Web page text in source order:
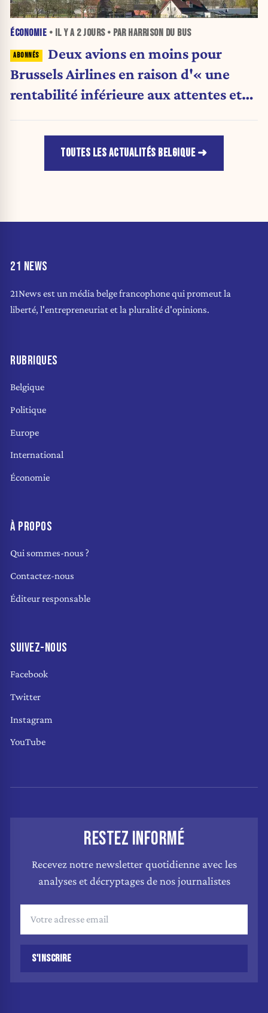
ÉCONOMIE • IL Y A 2 JOURS• PAR HARRISON DU BUS
Deux avions en moins pour
Brussels Airlines en raison d'« une
rentabilité inférieure aux attentes et
TOUTES LES ACTUALITÉS BELGIQUE
21 NEWS
21News est un média belge francophone qui promeut la
liberté, l'entrepreneuriat et la pluralité d'opinions.
RUBRIQUES
Belgique
Politique
Europe
International
Économie
À PROPOS
Qui sommes-nous ?
Contactez-nous
Éditeur responsable
SUIVEZ-NOUS
Facebook
Twitter
Instagram
YouTube
RESTEZ INFORMÉ
Recevez notre newsletter quotidienne avec les
analyses et décryptages de nos journalistes
S'INSCRIRE